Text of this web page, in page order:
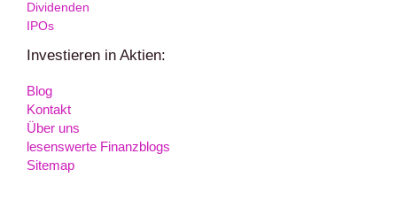
Dividenden
IPOs
Investieren in Aktien:
Blog
Kontakt
Über uns
lesenswerte Finanzblogs
Sitemap